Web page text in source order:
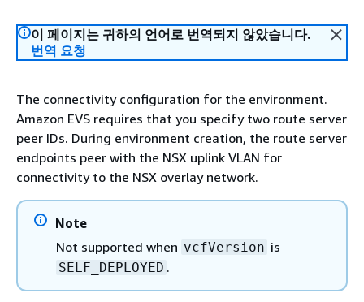
이 페이지는 귀하의 언어로 번역되지 않았습니다.
번역 요청
The connectivity configuration for the environment.
Amazon EVS requires that you specify two route server
peer IDs. During environment creation, the route server
endpoints peer with the NSX uplink VLAN for
connectivity to the NSX overlay network.
Note
Not supported when vcfVersion is
SELF_DEPLOYED .